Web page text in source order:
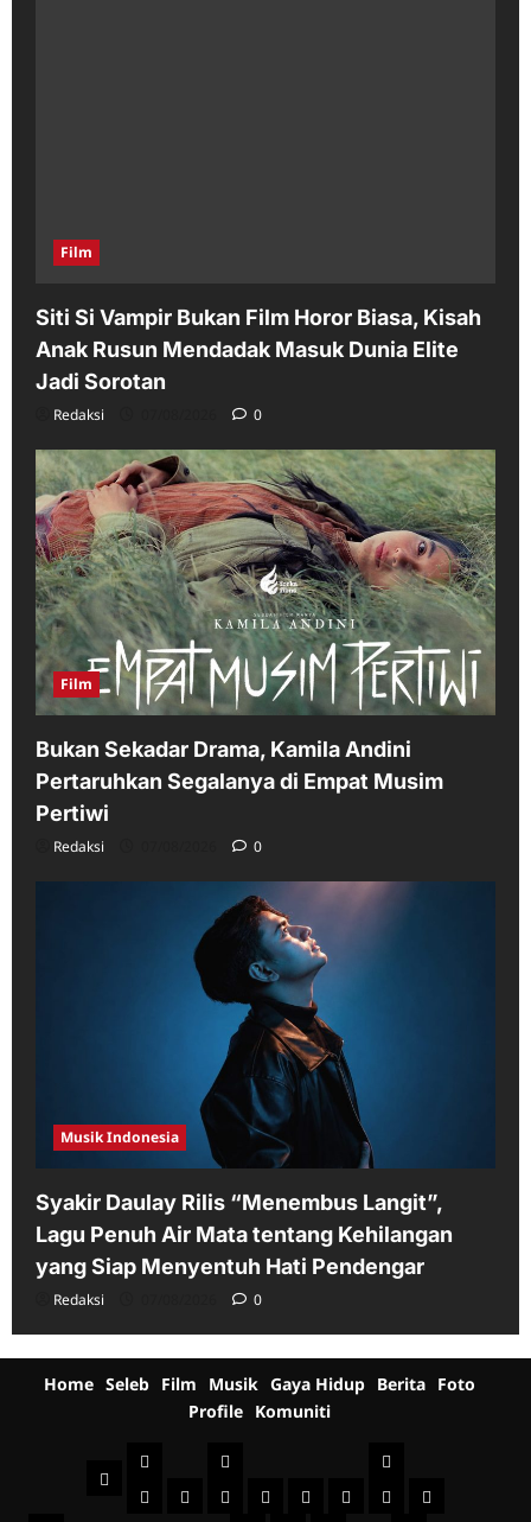
Film
Siti Si Vampir Bukan Film Horor Biasa, Kisah
Anak Rusun Mendadak Masuk Dunia Elite
Jadi Sorotan
Redaksi 0
Film
Bukan Sekadar Drama, Kamila Andini
Pertaruhkan Segalanya di Empat Musim
Pertiwi
Redaksi 0
Musik Indonesia
Syakir Daulay Rilis “Menembus Langit”,
Lagu Penuh Air Mata tentang Kehilangan
yang Siap Menyentuh Hati Pendengar
Redaksi 0
Home Seleb Film Musik Gaya Hidup Berita Foto
Profile Komuniti
Home
Seleb
IndonesiaInternational
Film
SinopsisJadwalTelevisiBehind
Musik
Musik Musik